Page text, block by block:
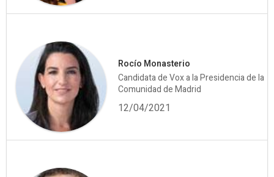
Rocío Monasterio
Candidata de Vox a la Presidencia de la
Comunidad de Madrid
12/04/2021